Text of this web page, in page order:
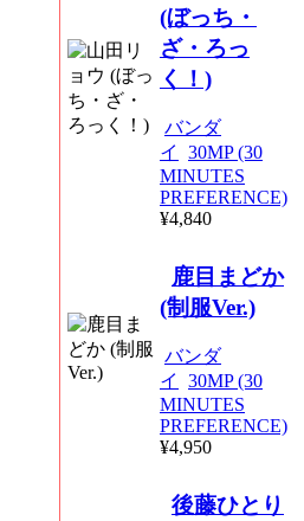
(ぼっち・
ざ・ろっ
く！)
バンダ
イ
30MP (30
MINUTES
PREFERENCE)
¥4,840
鹿目まどか
(制服Ver.)
バンダ
イ
30MP (30
MINUTES
PREFERENCE)
¥4,950
後藤ひとり